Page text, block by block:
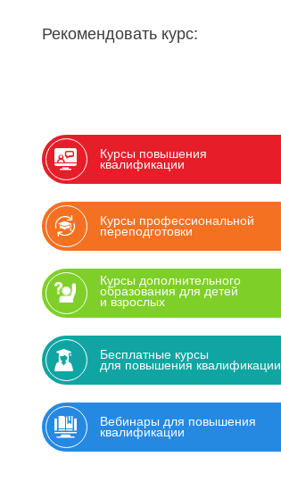
Рекомендовать курс:
Курсы повышения
квалификации
Курсы профессиональной
переподготовки
Курсы дополнительного
образования для детей
и взрослых
Бесплатные курсы
для повышения квалификации
Вебинары для повышения
квалификации